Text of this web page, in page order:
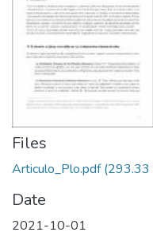
Files
Articulo_Plo.pdf(293.33
Date
2021-10-01